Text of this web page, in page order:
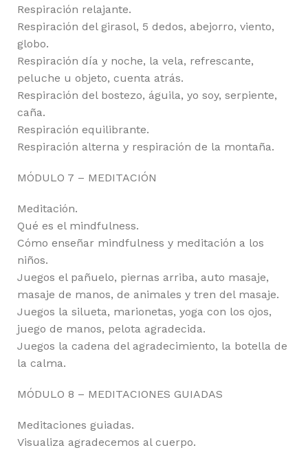
Respiración relajante.
Respiración del girasol, 5 dedos, abejorro, viento,
globo.
Respiración día y noche, la vela, refrescante,
peluche u objeto, cuenta atrás.
Respiración del bostezo, águila, yo soy, serpiente,
caña.
Respiración equilibrante.
Respiración alterna y respiración de la montaña.
MÓDULO 7 – MEDITACIÓN
Meditación.
Qué es el mindfulness.
Cómo enseñar mindfulness y meditación a los
niños.
Juegos el pañuelo, piernas arriba, auto masaje,
masaje de manos, de animales y tren del masaje.
Juegos la silueta, marionetas, yoga con los ojos,
juego de manos, pelota agradecida.
Juegos la cadena del agradecimiento, la botella de
la calma.
MÓDULO 8 – MEDITACIONES GUIADAS
Meditaciones guiadas.
Visualiza agradecemos al cuerpo.